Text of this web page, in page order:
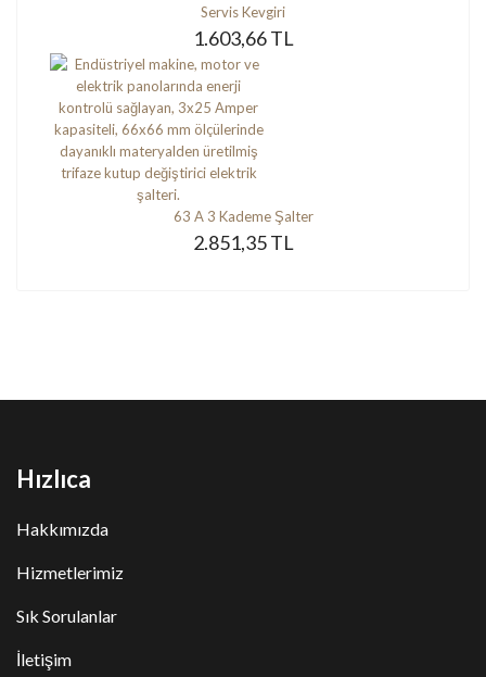
Servis Kevgiri
1.603,66 TL
63 A 3 Kademe Şalter
2.851,35 TL
Hızlıca
Hakkımızda
Hizmetlerimiz
Sık Sorulanlar
İletişim